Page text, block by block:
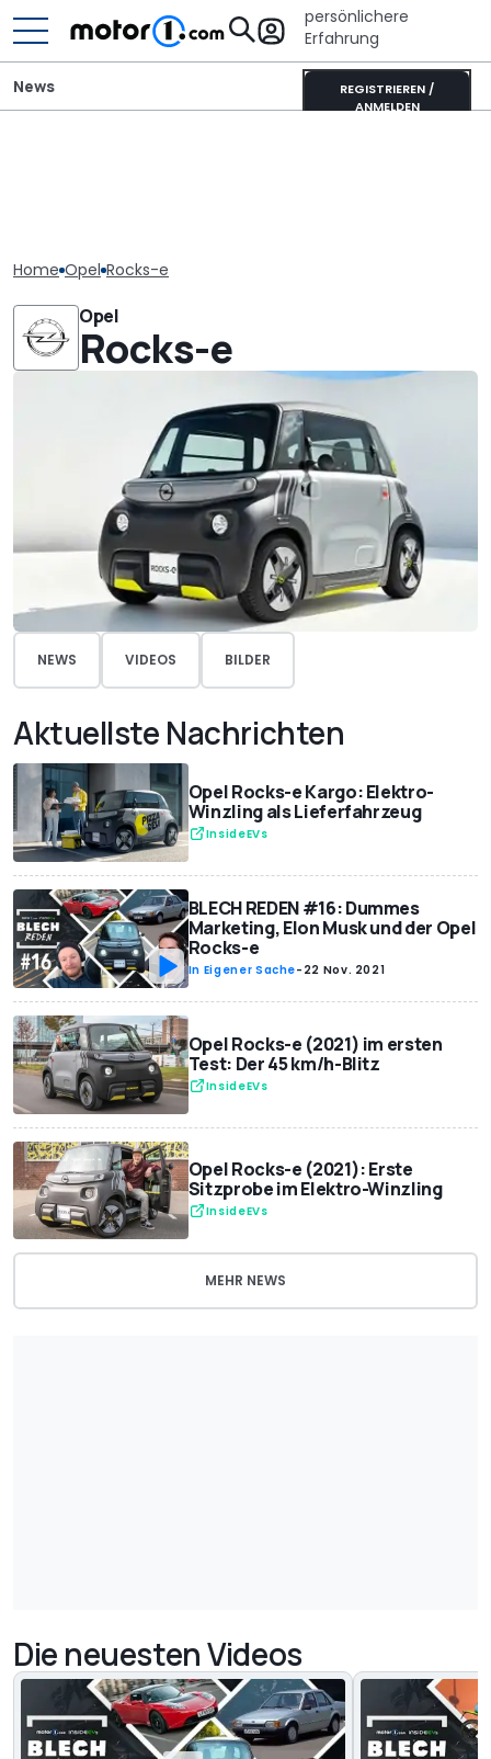
persönlichere
Erfahrung
REGISTRIEREN /
ANMELDEN
News
Home Opel Rocks-e
Opel
Rocks-e
NEWS VIDEOS BILDER
Aktuellste Nachrichten
Opel Rocks-e Kargo: Elektro-
Winzling als Lieferfahrzeug
InsideEVs
BLECH REDEN #16: Dummes
Marketing, Elon Musk und der Opel
Rocks-e
In Eigener Sache- 22 Nov. 2021
Opel Rocks-e (2021) im ersten
Test: Der 45 km/h-Blitz
InsideEVs
Opel Rocks-e (2021): Erste
Sitzprobe im Elektro-Winzling
InsideEVs
MEHR NEWS
Die neuesten Videos